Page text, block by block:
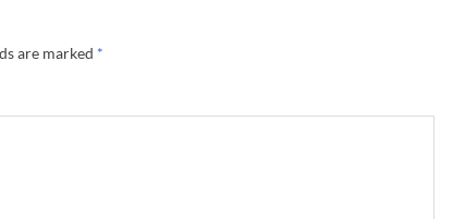
are marked *